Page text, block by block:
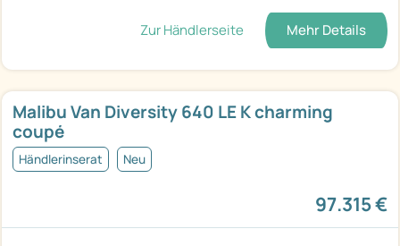
Zur Händlerseite Mehr Details
Malibu Van Diversity 640 LE K charming
coupé
Händlerinserat Neu
97.315 €